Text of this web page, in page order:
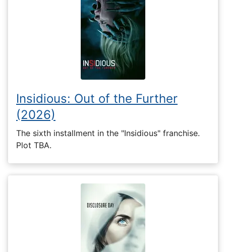
Insidious: Out of the Further
(2026)
The sixth installment in the "Insidious" franchise.
Plot TBA.